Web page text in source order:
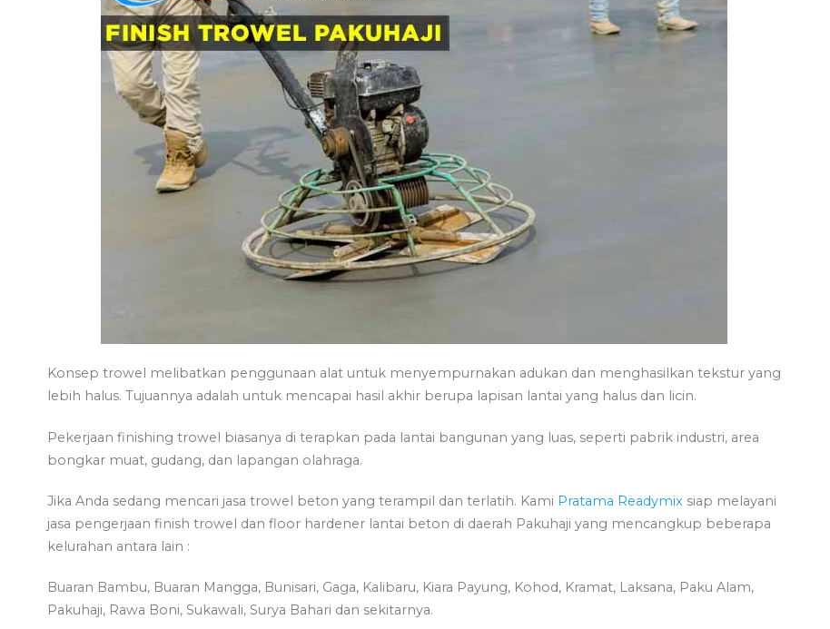
Konsep trowel melibatkan penggunaan alat untuk menyempurnakan adukan dan menghasilkan tekstur yang
lebih halus. Tujuannya adalah untuk mencapai hasil akhir berupa lapisan lantai yang halus dan licin.
Pekerjaan finishing trowel biasanya di terapkan pada lantai bangunan yang luas, seperti pabrik industri, area
bongkar muat, gudang, dan lapangan olahraga.
Jika Anda sedang mencari jasa trowel beton yang terampil dan terlatih. Kami Pratama Readymix siap melayani
jasa pengerjaan finish trowel dan floor hardener lantai beton di daerah Pakuhaji yang mencangkup beberapa
kelurahan antara lain :
Buaran Bambu, Buaran Mangga, Bunisari, Gaga, Kalibaru, Kiara Payung, Kohod, Kramat, Laksana, Paku Alam,
Pakuhaji, Rawa Boni, Sukawali, Surya Bahari dan sekitarnya.